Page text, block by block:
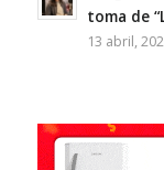
toma de
13 abril,